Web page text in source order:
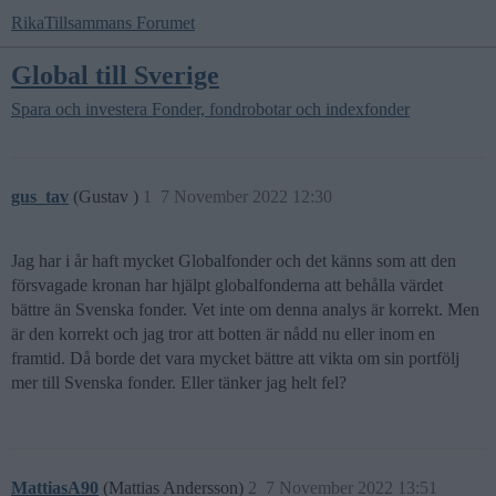
RikaTillsammans Forumet
Global till Sverige
Spara och investera Fonder, fondrobotar och indexfonder
gus_tav (Gustav ) 7 November 2022 12:30
1
Jag har i år haft mycket Globalfonder och det känns som att den
försvagade kronan har hjälpt globalfonderna att behålla värdet
bättre än Svenska fonder. Vet inte om denna analys är korrekt. Men
är den korrekt och jag tror att botten är nådd nu eller inom en
framtid. Då borde det vara mycket bättre att vikta om sin portfölj
mer till Svenska fonder. Eller tänker jag helt fel?
MattiasA90 (Mattias Andersson) 7 November 2022 13:51
2